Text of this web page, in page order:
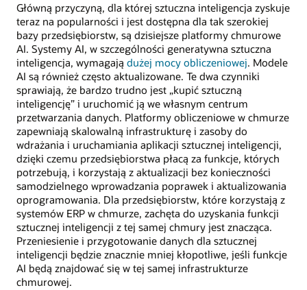
Główną przyczyną, dla której sztuczna inteligencja zyskuje
teraz na popularności i jest dostępna dla tak szerokiej
bazy przedsiębiorstw, są dzisiejsze platformy chmurowe
AI. Systemy AI, w szczególności generatywna sztuczna
inteligencja, wymagają dużej mocy obliczeniowej. Modele
AI są również często aktualizowane. Te dwa czynniki
sprawiają, że bardzo trudno jest „kupić sztuczną
inteligencję” i uruchomić ją we własnym centrum
przetwarzania danych. Platformy obliczeniowe w chmurze
zapewniają skalowalną infrastrukturę i zasoby do
wdrażania i uruchamiania aplikacji sztucznej inteligencji,
dzięki czemu przedsiębiorstwa płacą za funkcje, których
potrzebują, i korzystają z aktualizacji bez konieczności
samodzielnego wprowadzania poprawek i aktualizowania
oprogramowania. Dla przedsiębiorstw, które korzystają z
systemów ERP w chmurze, zachęta do uzyskania funkcji
sztucznej inteligencji z tej samej chmury jest znacząca.
Przeniesienie i przygotowanie danych dla sztucznej
inteligencji będzie znacznie mniej kłopotliwe, jeśli funkcje
AI będą znajdować się w tej samej infrastrukturze
chmurowej.